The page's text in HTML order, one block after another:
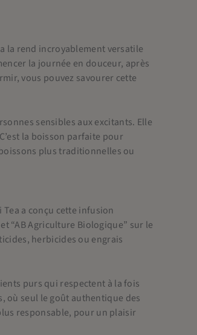
la rend incroyablement versatile
la journée en douceur, après
vous pouvez savourer cette
sensibles aux excitants. Elle
la boisson parfaite pour
plus traditionnelles ou
a conçu cette infusion
“AB Agriculture Biologique” sur le
herbicides ou engrais
purs qui respectent à la fois
où seul le goût authentique des
responsable, pour un plaisir